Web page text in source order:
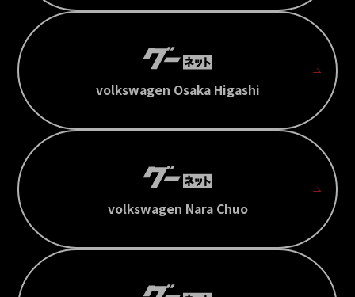
volkswagen Osaka Higashi
volkswagen Nara Chuo